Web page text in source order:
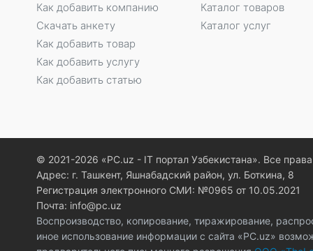
Как добавить компанию
Скачать анкету
Как добавить товар
Как добавить услугу
Как добавить статью
Каталог товаров
Каталог услуг
© 2021-2026 «PC.uz - IT портал Узбекистана». Все
Адрес: г. Ташкент, Яшнабадский район, ул. Боткина, 8
Регистрация электронного СМИ: №0965 от 10.05.2021
Почта: info@pc.uz
Воспроизводство, копирование, тиражирование,
иное использование информации с сайта «PC.uz»